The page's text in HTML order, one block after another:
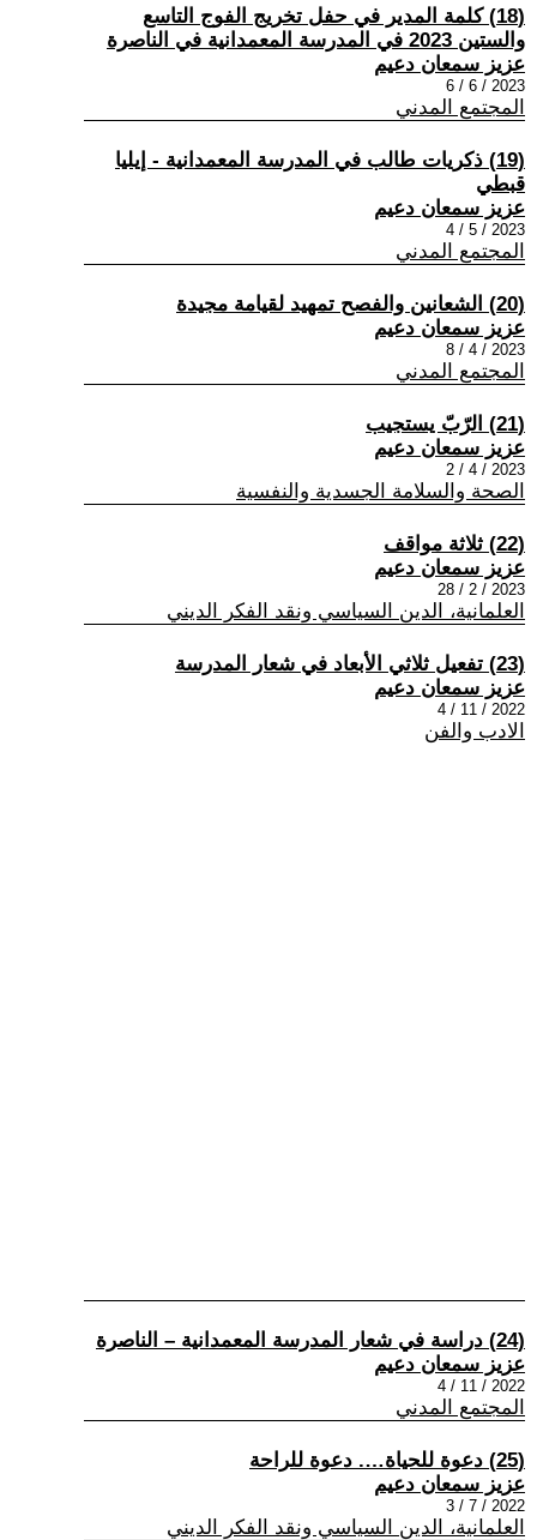
(18) كلمة المدير في حفل تخريج الفوج التاسع
والستين 2023 في المدرسة المعمدانية في الناصرة
عزيز سمعان دعيم
2023 / 6 / 6
المجتمع المدني
(19) ذكريات طالب في المدرسة المعمدانية - إيليا
قبطي
عزيز سمعان دعيم
2023 / 5 / 4
المجتمع المدني
(20) الشعانين والفصح تمهيد لقيامة مجيدة
عزيز سمعان دعيم
2023 / 4 / 8
المجتمع المدني
(21) الرّبّ يستجيب
عزيز سمعان دعيم
2023 / 4 / 2
الصحة والسلامة الجسدية والنفسية
(22) ثلاثة مواقف
عزيز سمعان دعيم
2023 / 2 / 28
العلمانية، الدين السياسي ونقد الفكر الديني
(23) تفعيل ثلاثي الأبعاد في شعار المدرسة
عزيز سمعان دعيم
2022 / 11 / 4
الادب والفن
(24) دراسة في شعار المدرسة المعمدانية – الناصرة
عزيز سمعان دعيم
2022 / 11 / 4
المجتمع المدني
(25) دعوة للحياة…. دعوة للراحة
عزيز سمعان دعيم
2022 / 7 / 3
العلمانية، الدين السياسي ونقد الفكر الديني